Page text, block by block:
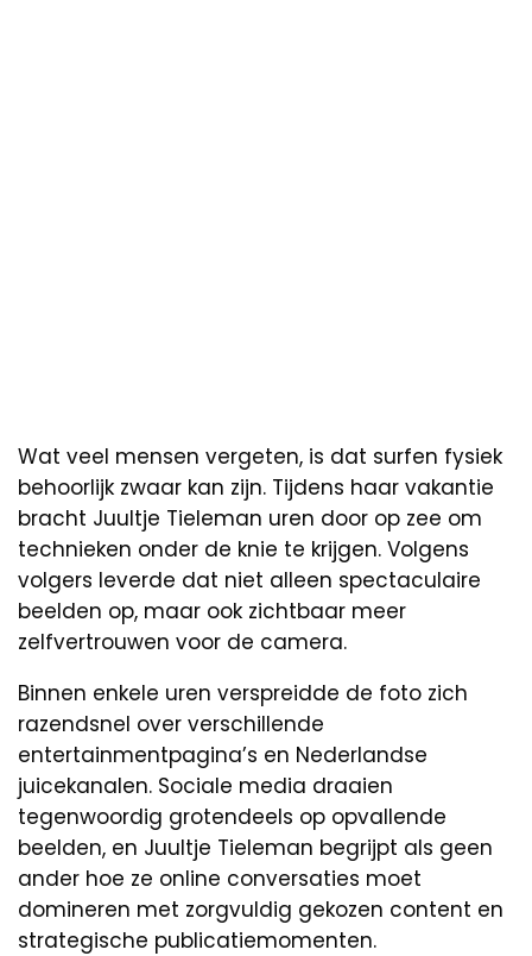
Wat veel mensen vergeten, is dat surfen fysiek
behoorlijk zwaar kan zijn. Tijdens haar vakantie
bracht Juultje Tieleman uren door op zee om
technieken onder de knie te krijgen. Volgens
volgers leverde dat niet alleen spectaculaire
beelden op, maar ook zichtbaar meer
zelfvertrouwen voor de camera.
Binnen enkele uren verspreidde de foto zich
razendsnel over verschillende
entertainmentpagina’s en Nederlandse
juicekanalen. Sociale media draaien
tegenwoordig grotendeels op opvallende
beelden, en Juultje Tieleman begrijpt als geen
ander hoe ze online conversaties moet
domineren met zorgvuldig gekozen content en
strategische publicatiemomenten.